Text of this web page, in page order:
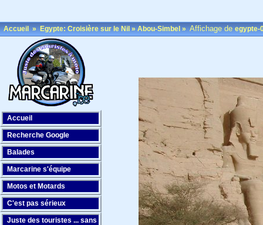
Accueil»Egypte: Croisière sur le Nil»Abou-Simbel»Affichage deegypte-
Accueil
Recherche Google
Balades
Marcarine s'équipe
Motos et Motards
C'est pas sérieux
Juste des touristes ... sans